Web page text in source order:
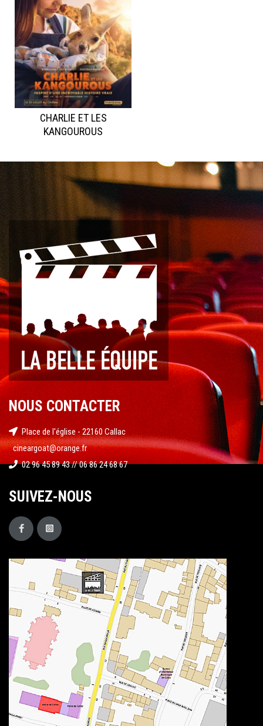
CHARLIE ET LES
KANGOUROUS
NOUS CONTACTER
Place de l'église - 22160 Callac
cineargoat@orange.fr
02 96 45 89 43 // 06 86 24 68 67
SUIVEZ-NOUS